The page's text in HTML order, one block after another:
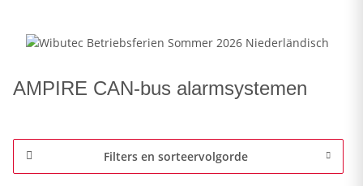
AMPIRE CAN-bus alarmsystemen
Filters en sorteervolgorde